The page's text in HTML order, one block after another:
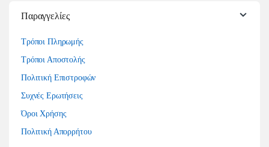
Παραγγελίες
Τρόποι Πληρωμής
Τρόποι Αποστολής
Πολιτική Επιστροφών
Συχνές Ερωτήσεις
Όροι Χρήσης
Πολιτική Απορρήτου